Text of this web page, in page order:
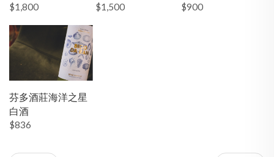
$1,800 $1,500 $900
芬多酒莊海洋之星
白酒
$836